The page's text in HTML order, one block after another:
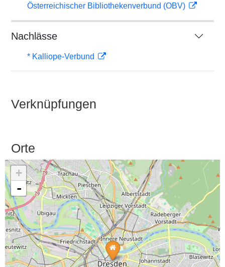
Österreichischer Bibliothekenverbund (OBV)
Nachlässe
* Kalliope-Verbund
Verknüpfungen
Orte
+
-